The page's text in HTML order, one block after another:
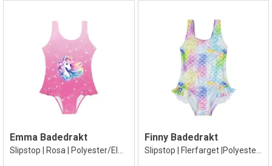
Emma Badedrakt
Slipstop | Rosa | Polyester/Elastan
Finny Badedrakt
Slipstop | Flerfarget |Polyester/Elastan